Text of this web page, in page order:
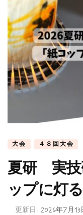
大会 ４８回大会
夏研 実技
ップに灯
更新日: 2026年7月13